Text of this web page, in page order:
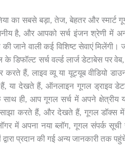
का सबसे बड़ा, तेज, बेहतर और स्मार्ट
है, और आपको सर्च इंजन श्रेणी में
जाने वाली कई विशिष्ट सेवाएं मिलेंगी।
सर्च वर्ल्ड लार्ज डेटाबेस पर
हैं, लाइव व्यू या यूट्यूब वीडियो
या देखते हैं, ऑनलाइन गूगल ड्राइव
आप गूगल सर्च में अपने क्षेत्रीय या
साझा करते हैं, और देखते हैं, गूगल
में अपना नया ब्लॉग, गूगल संपर्क
प्रदान की गई अन्य जानकारी तक